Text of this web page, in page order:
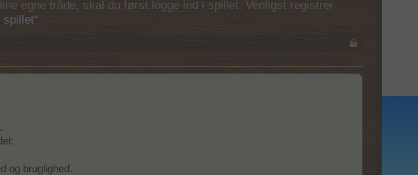
egne tråde, skal du først logge ind i spillet. Venligst registrer
spillet“
og bruglighed.